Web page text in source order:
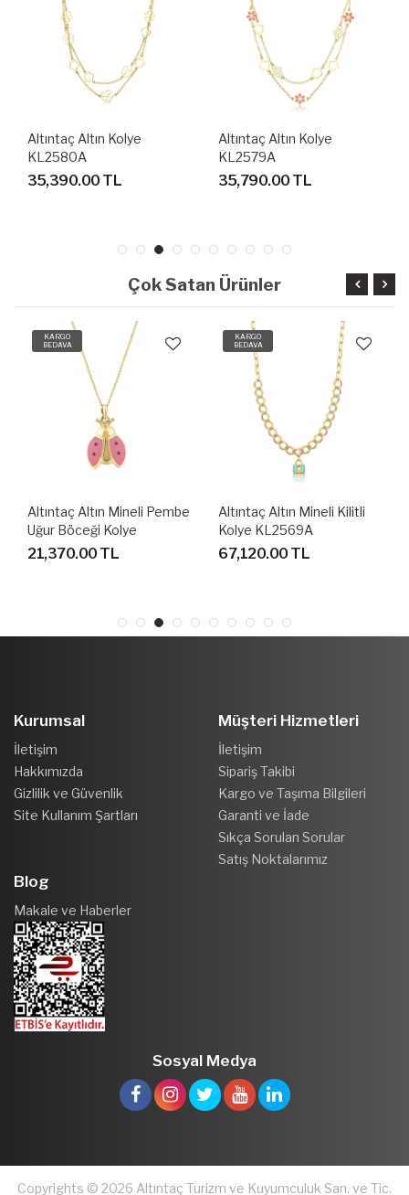
Altıntaç Altın Kolye
KL2580A
35,390.00 TL
Altıntaç Altın Kolye
KL2579A
35,790.00 TL
Çok Satan Ürünler
KARGO
BEDAVA
Altıntaç Altın Mineli Pembe
Uğur Böceği Kolye
KL2536C
21,370.00 TL
KARGO
BEDAVA
Altıntaç Altın Mineli Kilitli
Kolye KL2569A
67,120.00 TL
Kurumsal
İletişim
Hakkımızda
Gizlilik ve Güvenlik
Site Kullanım Şartları
Müşteri Hizmetleri
İletişim
Sipariş Takibi
Kargo ve Taşıma Bilgileri
Garanti ve İade
Sıkça Sorulan Sorular
Satış Noktalarımız
Blog
Makale ve Haberler
Sosyal Medya
Copyrights © 2026 Altıntaç Turizm ve Kuyumculuk San. ve Tic.